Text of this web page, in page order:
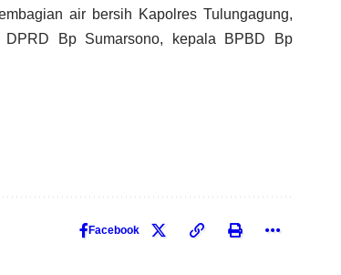
Bp Sumarsono, kepala BPBD Bp